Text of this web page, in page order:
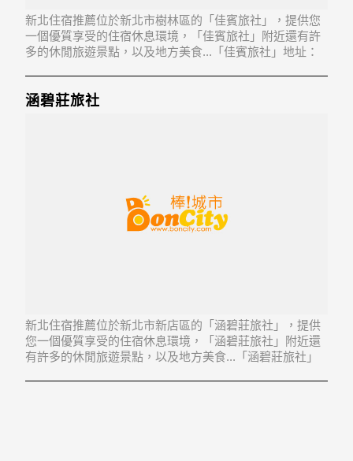
新北住宿推薦位於新北市樹林區的「佳賓旅社」，提供您
一個優質享受的住宿休息環境，「佳賓旅社」附近還有許
多的休閒旅遊景點，以及地方美食...「佳賓旅社」地址：
涵碧莊旅社
新北住宿推薦位於新北市新店區的「涵碧莊旅社」，提供
您一個優質享受的住宿休息環境，「涵碧莊旅社」附近還
有許多的休閒旅遊景點，以及地方美食...「涵碧莊旅社」